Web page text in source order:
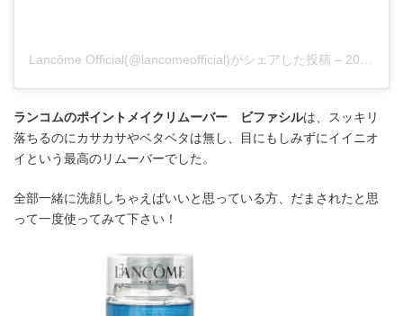
Lancôme Official(@lancomeofficial)がシェアした投稿 – 2018年 4月月4日午前6時21分PDT
ランコムのポイントメイクリムーバー ビファシルは、スッキリ
落ちるのにカサカサやベタベタは無し、目にもしみずにイイニオ
イという最高のリムーバーでした。
全部一緒に洗顔しちゃえばいいと思っている方、だまされたと思
って一度使ってみて下さい！